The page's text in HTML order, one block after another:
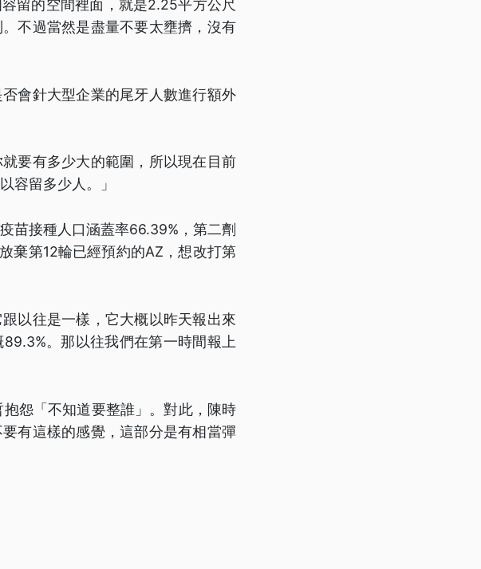
留的空間裡面，就是2.25平方公尺
不過當然是盡量不要太壅擠，沒有
會針大型企業的尾牙人數進行額外
要有多少大的範圍，所以現在目前
容留多少人。」
苗接種人口涵蓋率66.39%，第二劑
棄第12輪已經預約的AZ，想改打第
以往是一樣，它大概以昨天報出來
。那以往我們在第一時間報上
怨「不知道要整誰」。對此，陳時
有這樣的感覺，這部分是有相當彈